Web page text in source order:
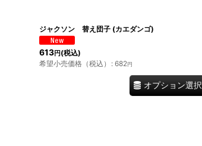
ジャクソン 替え団子 (カエダンゴ)
613円 (税込)
希望小売価格（税込） : 682円
オプション選択